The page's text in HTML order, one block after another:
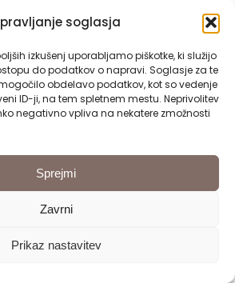
soglasja
izkušenj uporabljamo piškotke, ki služijo
do podatkov o napravi. Soglasje za te
obdelavo podatkov, kot so vedenje
ID-ji, na tem spletnem mestu. Neprivolitev
negativno vpliva na nekatere zmožnosti
Sprejmi
Zavrni
Prikaz nastavitev
Drobnjak in Smiljan Pavič.